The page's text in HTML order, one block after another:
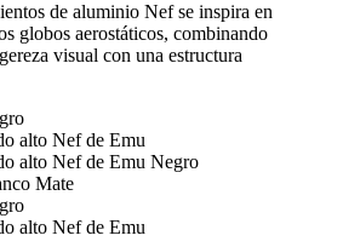
de aluminio Nef se inspira en
globos aerostáticos, combinando
visual con una estructura